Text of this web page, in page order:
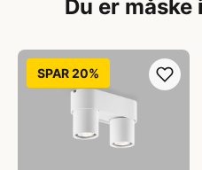
Du er
SPAR 20%